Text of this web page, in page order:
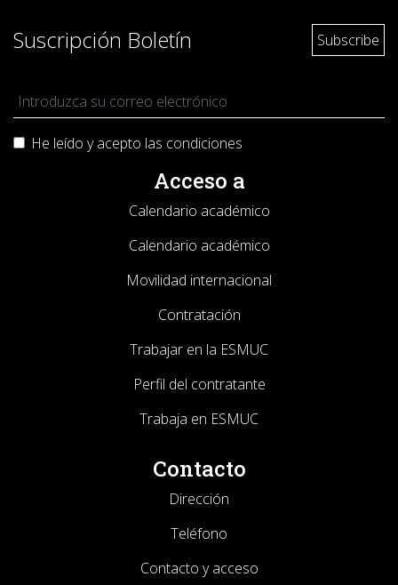
Suscripción Boletín
He leído y acepto las condiciones
Acceso a
Calendario académico
Calendario académico
Movilidad internacional
Contratación
Trabajar en la ESMUC
Perfil del contratante
Trabaja en ESMUC
Contacto
Dirección
Teléfono
Contacto y acceso